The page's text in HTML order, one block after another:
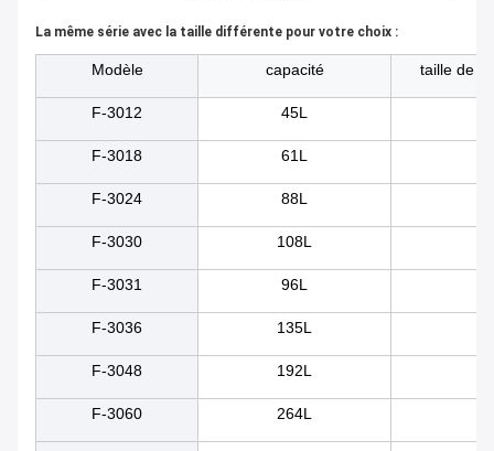
La même série avec la taille différente pour votre choix :
Modèle capacité taille de
F-3012 45L
F-3018 61L
F-3024 88L
F-3030 108L
F-3031 96L
F-3036 135L
F-3048 192L
F-3060 264L